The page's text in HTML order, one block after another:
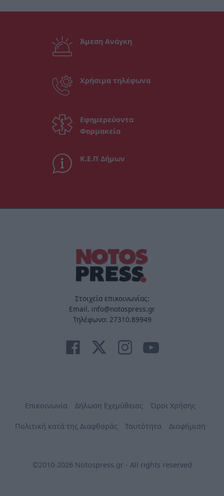
Άμεση Ανάγκη
Χρήσιμα τηλέφωνα
Εφημερεύοντα
Φαρμακεία
Κ.Ε.Π Δήμων
Στοιχεία επικοινωνίας:
Email. info@notospress.gr
Τηλέφωνο: 27310.89949
Επικοινωνία Δήλωση Εχεμύθειας Όροι Χρήσης
Πολιτική κατά της Διαφθοράς Ταυτότητα Διαφήμιση
©2010-2026 Notospress.gr - All rights reserved